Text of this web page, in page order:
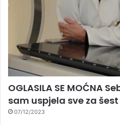
OGLASILA SE MOĆNA
sam uspjela sve za
07/12/2023